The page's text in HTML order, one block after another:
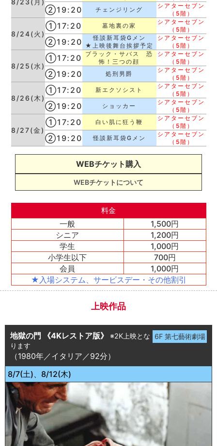
②19:20 チェンジリング
シアターセブン
（5階）
8/24(火)
①17:20 墓地裏の家
シアターセブン
（5階）
②19:20
怪談新耳袋Gメン
★上映後舞台挨拶予定
シアターセブン
（5階）
8/25(水)
①17:20
ブラック・サバス 恐
怖！三つの顔
シアターセブン
（5階）
②19:20 処刑男爵
シアターセブン
（5階）
8/26(木)
①17:20 新エクソシスト
シアターセブン
（5階）
②19:20 ショッカー
シアターセブン
（5階）
8/27(金)
①17:20 白い肌に狂う鞭
シアターセブン
（5階）
②19:20 怪談新耳袋Gメン
シアターセブン
（5階）
WEBチケット購入
WEBチケットについて
料金
一般
1,500円
シニア
1,200円
学生
1,000円
小学生以下
700円
会員
1,000円
★入場システム、サービスデー・その他割引
上映作品
地獄の門 《4Kレストア版》※2K上映とな
ります
（1980年／イタリア／92分）
8/7(土)、8/12(木)